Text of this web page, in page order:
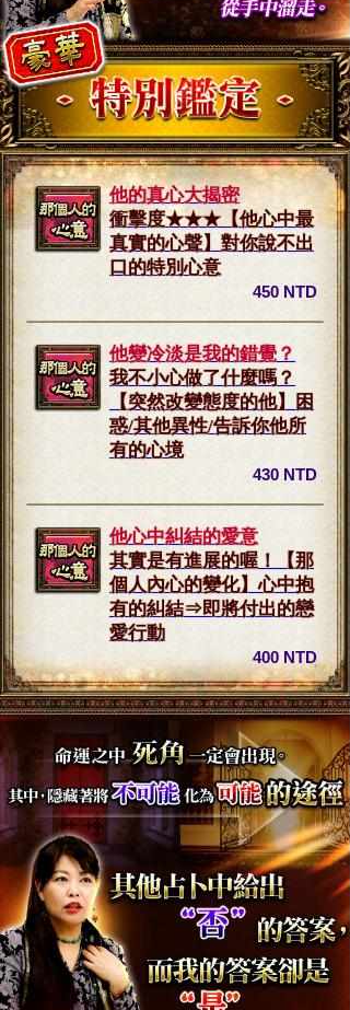
他的真心大揭密
衝擊度★★★【他心中最
真實的心聲】對你說不出
口的特別心意
450 NTD
他變冷淡是我的錯覺？
我不小心做了什麼嗎？
【突然改變態度的他】困
惑/其他異性/告訴你他所
有的心境
430 NTD
他心中糾結的愛意
其實是有進展的喔！【那
個人內心的變化】心中抱
有的糾結⇒即將付出的戀
愛行動
400 NTD